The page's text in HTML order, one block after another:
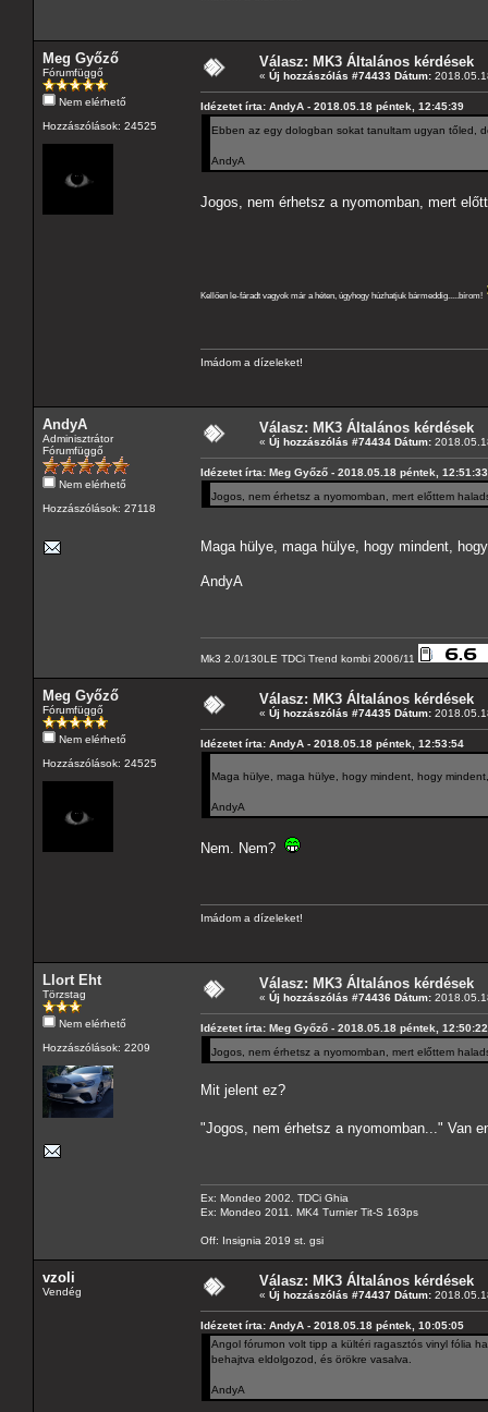
Meg Győző
Fórumfüggő
Nem elérhető
Hozzászólások: 24525
Válasz: MK3 Általános kérdések
« Új hozzászólás #74433 Dátum:
Idézetet írta: AndyA - 2018.05.18 péntek, 12:45:39
Ebben az egy dologban sokat tanultam ugyan tőled,
AndyA
Jogos, nem érhetsz a nyomomban, mert
Kellően le-fáradt vagyok már a héten, úgyhogy húzhatjuk bármeddig.....bírom!
Imádom a dízeleket!
AndyA
Adminisztrátor
Fórumfüggő
Nem elérhető
Hozzászólások: 27118
Válasz: MK3 Általános kérdések
« Új hozzászólás #74434 Dátum:
Idézetet írta: Meg Győző - 2018.05.18 péntek, 12:51:33
Jogos, nem érhetsz a nyomomban, mert előttem
Maga hülye, maga hülye, hogy mindent,
AndyA
Mk3 2.0/130LE TDCi Trend kombi 2006/11
Meg Győző
Fórumfüggő
Nem elérhető
Hozzászólások: 24525
Válasz: MK3 Általános kérdések
« Új hozzászólás #74435 Dátum:
Idézetet írta: AndyA - 2018.05.18 péntek, 12:53:54
Maga hülye, maga hülye, hogy mindent, hogy
AndyA
Nem. Nem?
Imádom a dízeleket!
Llort Eht
Törzstag
Nem elérhető
Hozzászólások: 2209
Válasz: MK3 Általános kérdések
« Új hozzászólás #74436 Dátum:
Idézetet írta: Meg Győző - 2018.05.18 péntek, 12:50:22
Jogos, nem érhetsz a nyomomban, mert előttem
Mit jelent ez?
"Jogos, nem érhetsz a nyomomban..." Van
Ex: Mondeo 2002. TDCi Ghia
Ex: Mondeo 2011. MK4 Turnier Tit-S 163ps
Off: Insignia 2019 st. gsi
vzoli
Vendég
Válasz: MK3 Általános kérdések
« Új hozzászólás #74437 Dátum:
Idézetet írta: AndyA - 2018.05.18 péntek, 10:05:05
Angol fórumon volt tipp a kültéri ragasztós vinyl fólia
behajtva eldolgozod, és örökre vasalva.
AndyA